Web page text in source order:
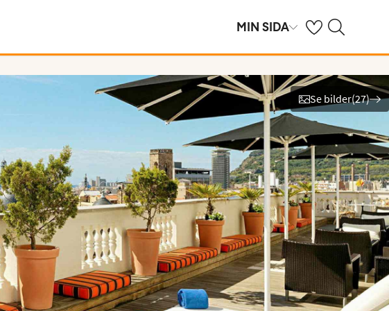
MIN SIDA Se dina sparade
Sök på ving.se
Se bilder(27)